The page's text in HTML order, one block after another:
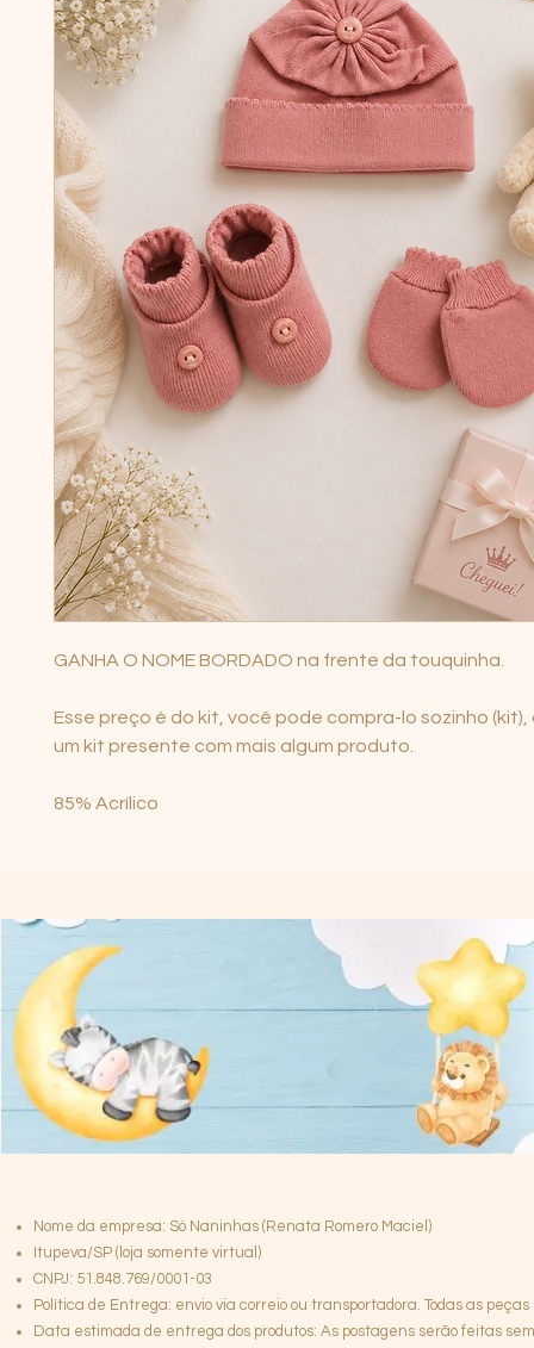
GANHA O NOME BORDADO na frente da touquinha.
Esse preço é do kit, você pode compra-lo sozinho (kit),
um kit presente com mais algum produto.
85% Acrílico
Nome da empresa: Só Naninhas (Renata Romero Maciel)
Itupeva/SP (loja somente virtual)
CNPJ: 51.848.769/0001-03
Política de Entrega: envio via correio ou transportadora. Todas as
Data estimada de entrega dos produtos: As postagens serão feitas